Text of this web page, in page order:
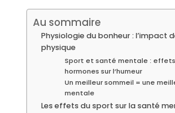
Au sommaire
Physiologie du bonheur : l’impact
physique
Sport et santé mentale :
hormones sur l’humeur
Un meilleur sommeil = une
mentale
Les effets du sport sur la santé